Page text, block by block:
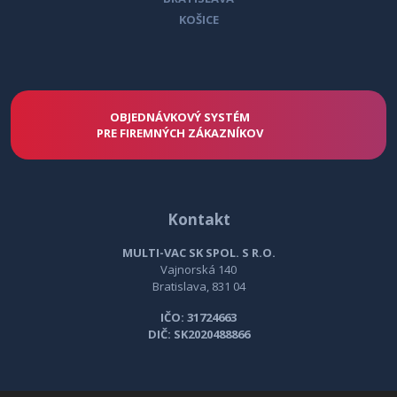
KOŠICE
OBJEDNÁVKOVÝ SYSTÉM
PRE FIREMNÝCH ZÁKAZNÍKOV
Kontakt
MULTI-VAC SK SPOL. S R.O.
Vajnorská 140
Bratislava, 831 04
IČO: 31724663
DIČ: SK2020488866